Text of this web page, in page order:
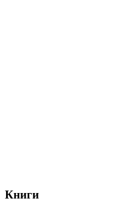
Книги